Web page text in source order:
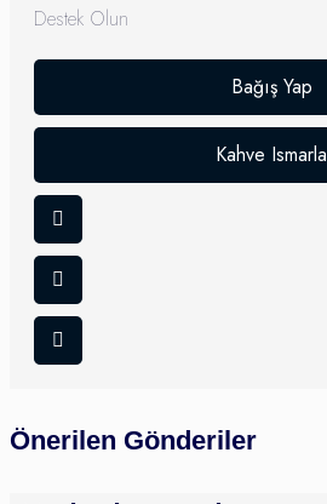
Destek Olun
Bağış Yap
Kahve Ismarla
Önerilen Gönderiler